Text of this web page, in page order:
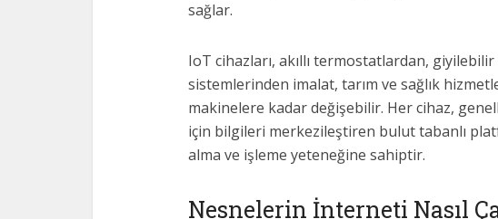
sağlar.
IoT cihazları, akıllı termostatlardan,
sistemlerinden imalat, tarım ve sağlık
makinelere kadar değişebilir. Her cihaz,
için bilgileri merkezileştiren bulut tabanlı
alma ve işleme yeteneğine sahiptir.
Nesnelerin İnterneti Nasıl